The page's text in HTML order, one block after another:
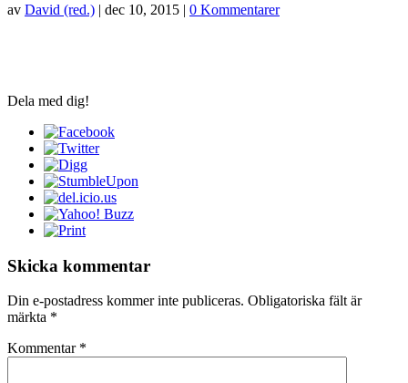
av David (red.) | dec 10, 2015 | 0 Kommentarer
Dela med dig!
Skicka kommentar
Din e-postadress kommer inte publiceras. Obligatoriska fält är
märkta *
Kommentar *